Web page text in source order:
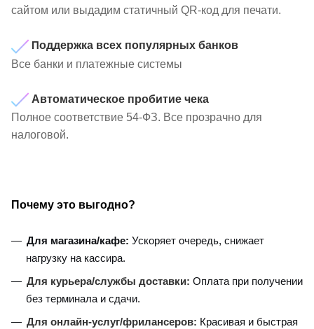
сайтом или выдадим статичный QR-код для печати.
Поддержка всех популярных банков
Все банки и платежные системы
Автоматическое пробитие чека
Полное соответствие 54-ФЗ. Все прозрачно для
налоговой.
Почему это выгодно?
Для магазина/кафе: Ускоряет очередь, снижает
нагрузку на кассира.
Для курьера/службы доставки: Оплата при получении
без терминала и сдачи.
Для онлайн-услуг/фрилансеров: Красивая и быстрая